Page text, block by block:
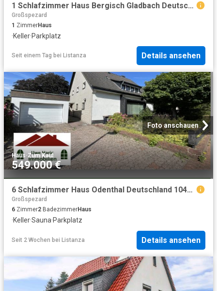
1 Schlafzimmer Haus Bergisch Gladbach Deutschland 104799095
Großspezard
1 ZimmerHaus
·Keller·Parkplatz
Seit einem Tag bei Listanza Details ansehen
Foto anschauen
Haus·Zum Kauf
549.000 €
6 Schlafzimmer Haus Odenthal Deutschland 104225574
Großspezard
6 Zimmer2 BadezimmerHaus
·Keller·Sauna·Parkplatz
Seit 2 Wochen bei Listanza Details ansehen